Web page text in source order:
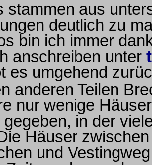
stammen aus
deutlich zu
bin ich immer
anschreiben unter
es umgehend
anderen Teilen
nur wenige
gegeben, in der
Häuser
und